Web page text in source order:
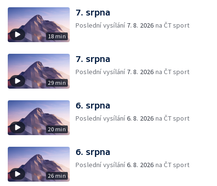
18 min
7. srpna
Poslední vysílání 7. 8. 2026 na ČT sport
29 min
7. srpna
Poslední vysílání 7. 8. 2026 na ČT sport
20 min
6. srpna
Poslední vysílání6. 8. 2026 na ČT sport
26 min
6. srpna
Poslední vysílání6. 8. 2026 na ČT sport